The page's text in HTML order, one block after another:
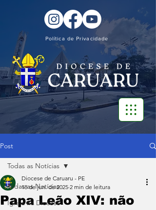
Política de Privacidade
Post
Todas as Notícias
Igreja na Diocese
Todas as Notícias
Papa Leão XIV: não
Diocese de Caruaru - PE
18 de jun. de 2025 2 min de leitura